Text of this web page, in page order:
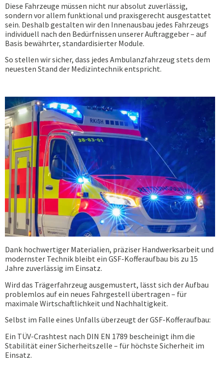
Diese Fahrzeuge müssen nicht nur absolut zuverlässig,
sondern vor allem funktional und praxisgerecht ausgestattet
sein. Deshalb gestalten wir den Innenausbau jedes Fahrzeugs
individuell nach den Bedürfnissen unserer Auftraggeber – auf
Basis bewährter, standardisierter Module.
So stellen wir sicher, dass jedes Ambulanzfahrzeug stets dem
neuesten Stand der Medizintechnik entspricht.
Dank hochwertiger Materialien, präziser Handwerksarbeit und
modernster Technik bleibt ein GSF-Kofferaufbau bis zu 15
Jahre zuverlässig im Einsatz.
Wird das Trägerfahrzeug ausgemustert, lässt sich der Aufbau
problemlos auf ein neues Fahrgestell übertragen – für
maximale Wirtschaftlichkeit und Nachhaltigkeit.
Selbst im Falle eines Unfalls überzeugt der GSF-Kofferaufbau:
Ein TÜV-Crashtest nach DIN EN 1789 bescheinigt ihm die
Stabilität einer Sicherheitszelle – für höchste Sicherheit im
Einsatz.